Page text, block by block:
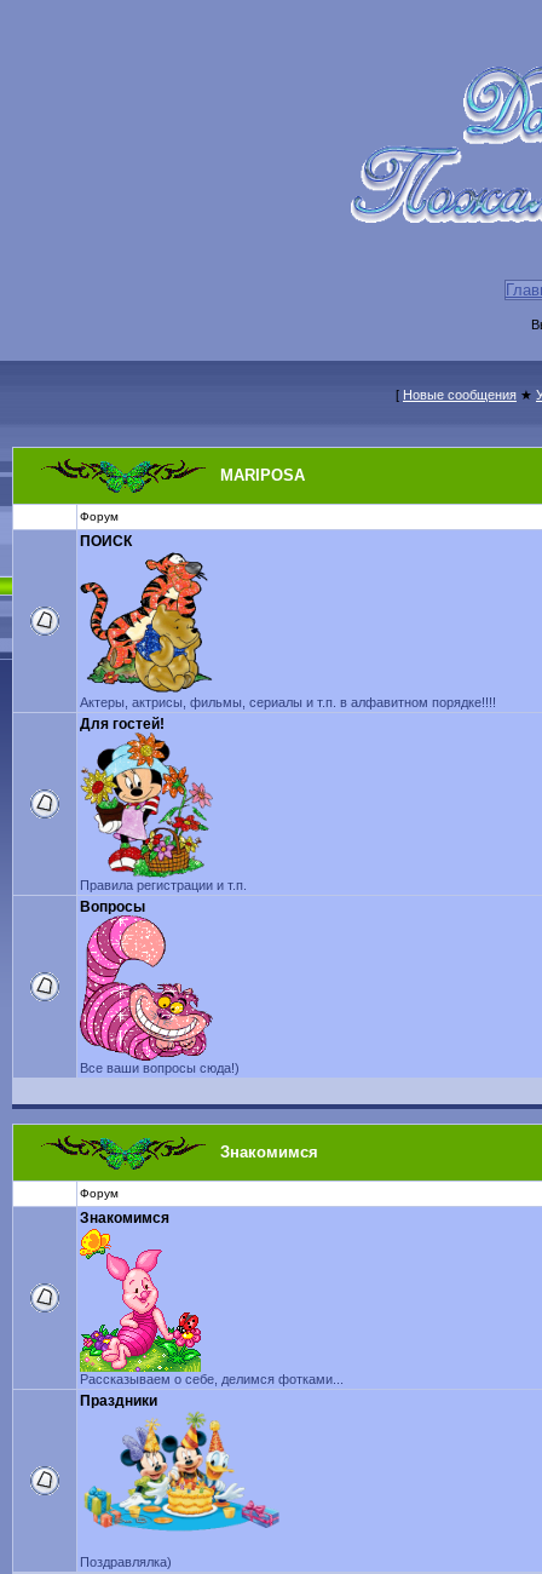
[ Новые сообщения ★
MARIPOSA
Форум
ПОИСК
Актеры, актрисы, фильмы, сериалы и т.п. в алфавитном порядке!!!!
Для гостей!
Правила регистрации и т.п.
Вопросы
Все ваши вопросы сюда!)
Знакомимся
Форум
Знакомимся
Рассказываем о себе, делимся фотками...
Праздники
Поздравлялка)